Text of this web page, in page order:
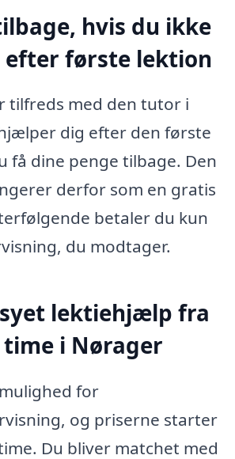
hvis du ikke
første lektion
tilfreds med den tutor i
dig efter den første
få dine penge tilbage. Den
derfor som en gratis
betaler du kun
du modtager.
lektiehjælp fra
time i Nørager
for
og priserne starter
Du bliver matchet med